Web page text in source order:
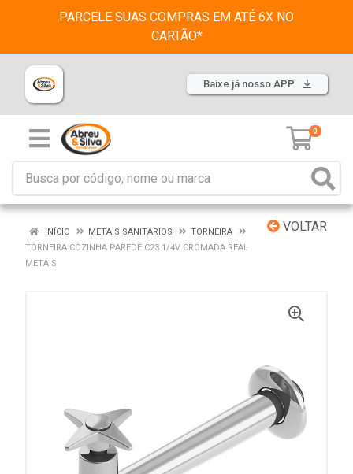
PARCELE SUAS COMPRAS EM ATÉ 6X NO
CARTÃO*
Baixe já nosso APP
0
VOLTAR
INÍCIO METAIS SANITARIOS
TORNEIRA
TORNEIRA COZINHA PAREDE C23 1/4V CROMADA REAL
METAIS